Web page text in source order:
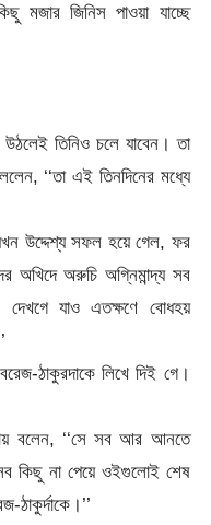
মজার জিনিস পাওয়া যাচ্ছে
উঠলেই তিনিও চলে যাবেন। তা
‘‘তা এই তিনদিনের মধ্যে
উদ্দেশ্য সফল হয়ে গেল, ফর
অখিদে অরুচি অগ্নিমান্দ্য সব
দেখগে যাও এতক্ষণে বোধহয়
ঠাকুরদাকে লিখে দিই গে।
বলেন, ‘‘সে সব আর আনতে
কিছু না পেয়ে ওইগুলোই শেষ
ঠাকুর্দাকে।’’